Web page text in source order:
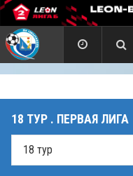
18 ТУР . ПЕРВАЯ ЛИГА